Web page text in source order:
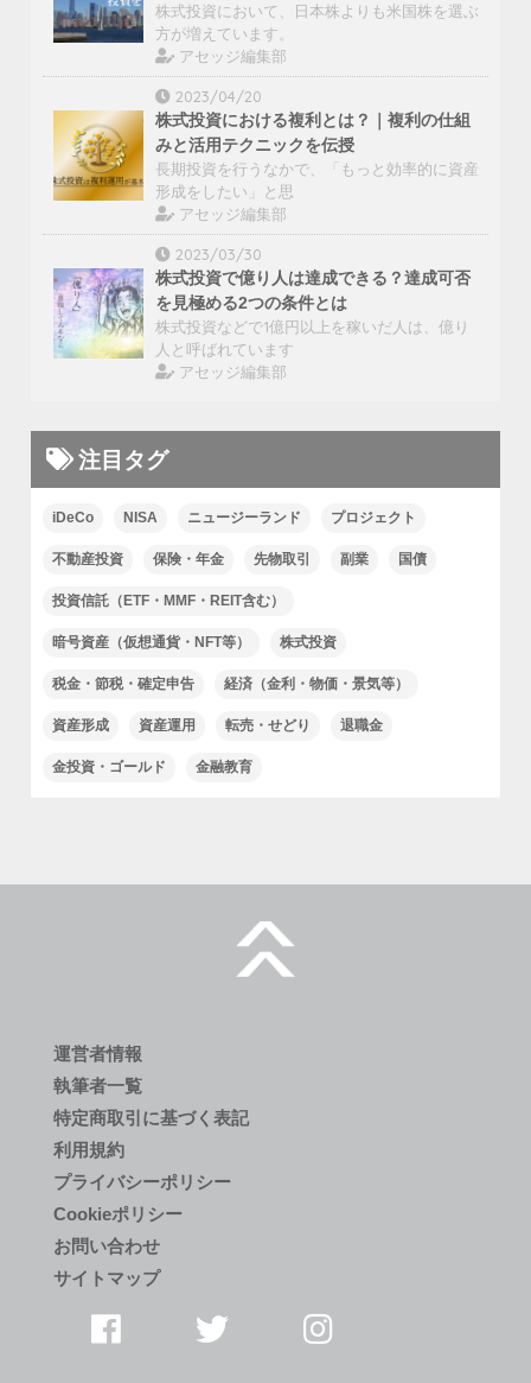
株式投資において、日本株よりも米国株を選ぶ
方が増えています。
アセッジ編集部
2023/04/20
株式投資における複利とは？｜複利の仕組
みと活用テクニックを伝授
長期投資を行うなかで、「もっと効率的に資産
形成をしたい」と思
アセッジ編集部
2023/03/30
株式投資で億り人は達成できる？達成可否
を見極める2つの条件とは
株式投資などで1億円以上を稼いだ人は、億り
人と呼ばれています
アセッジ編集部
注目タグ
iDeCo NISA ニュージーランド プロジェクト
不動産投資 保険・年金 先物取引 副業 国債
投資信託（ETF・MMF・REIT含む）
暗号資産（仮想通貨・NFT等） 株式投資
税金・節税・確定申告 経済（金利・物価・景気等）
資産形成 資産運用 転売・せどり 退職金
金投資・ゴールド 金融教育
運営者情報
執筆者一覧
特定商取引に基づく表記
利用規約
プライバシーポリシー
Cookieポリシー
お問い合わせ
サイトマップ